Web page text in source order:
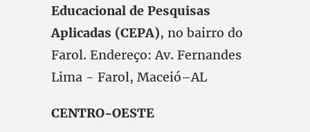
Educacional de Pesquisas
Aplicadas (CEPA), no bairro do
Farol. Endereço: Av. Fernandes
Lima - Farol, Maceió–AL
CENTRO-OESTE